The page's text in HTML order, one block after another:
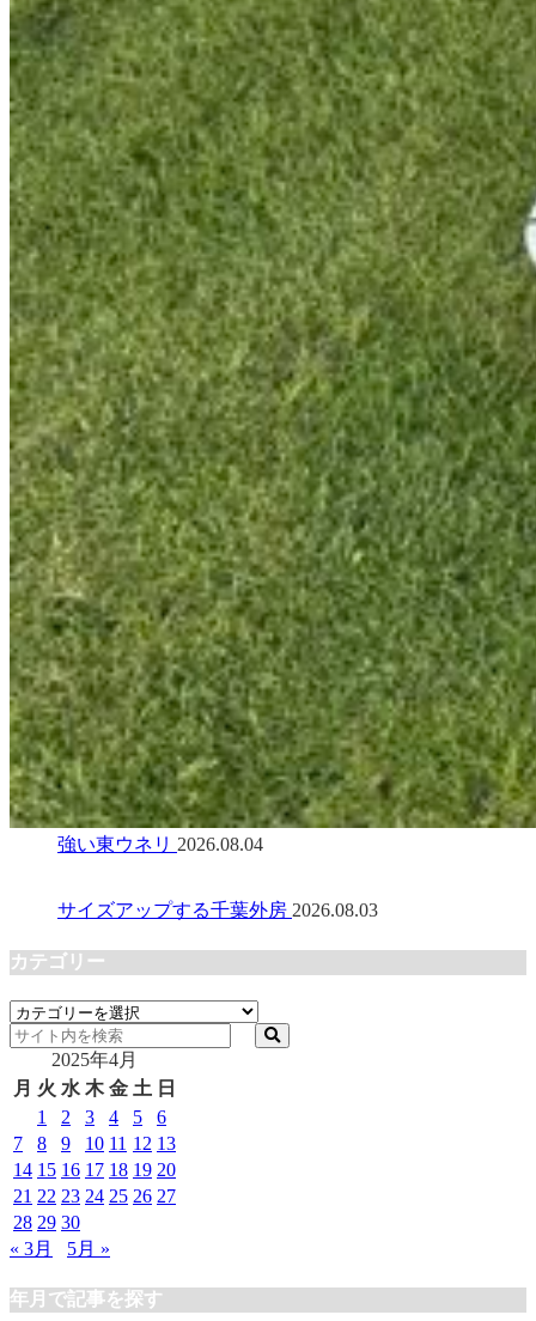
強い東ウネリ 2026.08.04
サイズアップする千葉外房 2026.08.03
カテゴリー
カ
テ
リ
2025年4月
月 火 水 木 金 土 日
1
2 3 4 5
6
7
8 9 10 11 12 13
14 15 16 17 18 19 20
21 22 23 24 25 26 27
28 29 30
« 3月
5月 »
年月で記事を探す